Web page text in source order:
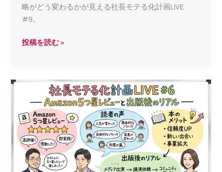
略がどう変わるかが見える社長モテる化計画LIVE
#9。
Claude
「印
象
戦
略
AI
投稿を読む »